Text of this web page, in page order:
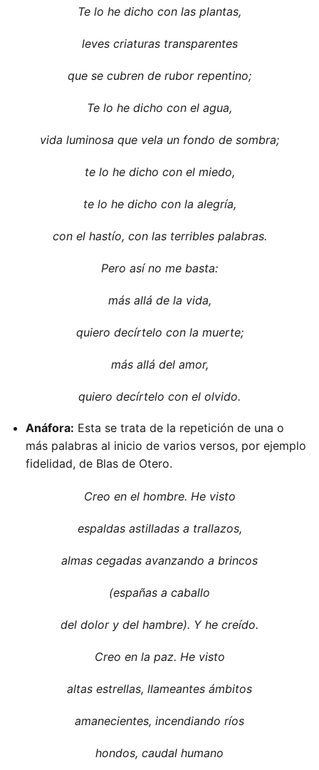
Te lo he dicho con las plantas,
leves criaturas transparentes
que se cubren de rubor repentino;
Te lo he dicho con el agua,
vida luminosa que vela un fondo de sombra;
te lo he dicho con el miedo,
te lo he dicho con la alegría,
con el hastío, con las terribles palabras.
Pero así no me basta:
más allá de la vida,
quiero decírtelo con la muerte;
más allá del amor,
quiero decírtelo con el olvido.
Anáfora: Esta se trata de la repetición de una o
más palabras al inicio de varios versos, por ejemplo
fidelidad, de Blas de Otero.
Creo en el hombre. He visto
espaldas astilladas a trallazos,
almas cegadas avanzando a brincos
(españas a caballo
del dolor y del hambre). Y he creído.
Creo en la paz. He visto
altas estrellas, llameantes ámbitos
amanecientes, incendiando ríos
hondos, caudal humano